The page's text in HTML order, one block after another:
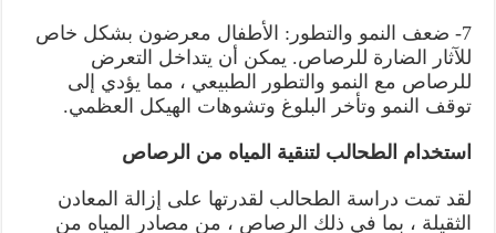
7- ضعف النمو والتطور: الأطفال معرضون بشكل خاص
للآثار الضارة للرصاص. يمكن أن يتداخل التعرض
للرصاص مع النمو والتطور الطبيعي ، مما يؤدي إلى
توقف النمو وتأخر البلوغ وتشوهات الهيكل العظمي.
استخدام الطحالب لتنقية المياه من الرصاص
لقد تمت دراسة الطحالب لقدرتها على إزالة المعادن
الثقيلة ، بما في ذلك الرصاص ، من مصادر المياه من